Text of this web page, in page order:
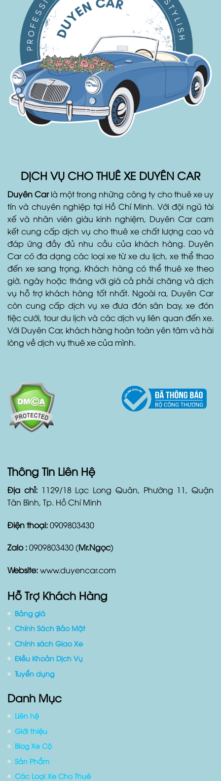
DỊCH VỤ CHO THUÊ XE DUYÊN CAR
Duyên Carlà một trong những công ty cho thuê xe uy
tín và chuyên nghiệp tại Hồ Chí Minh. Với đội ngũ tài
xế và nhân viên giàu kinh nghiệm, Duyên Car cam
kết cung cấp dịch vụ cho thuê xe chất lượng cao và
đáp ứng đầy đủ nhu cầu của khách hàng. Duyên
Car có đa dạng các loại xe từ xe du lịch, xe thể thao
đến xe sang trọng. Khách hàng có thể thuê xe theo
giờ, ngày hoặc tháng với giá cả phải chăng và dịch
vụ hỗ trợ khách hàng tốt nhất. Ngoài ra, Duyên Car
còn cung cấp dịch vụ xe đưa đón sân bay, xe đón
tiệc cưới, tour du lịch và các dịch vụ liên quan đến xe.
Với Duyên Car, khách hàng hoàn toàn yên tâm và hài
lòng về dịch vụ thuê xe của mình.
Thông Tin Liên Hệ
Địa chỉ: 1129/18 Lạc Long Quân, Phường 11, Quận
Tân Bình, Tp. Hồ Chí Minh
Điện thoại:0909803430
Zalo :0909803430 (Mr.Ngọc)
Website:www.duyencar.com
Hỗ Trợ Khách Hàng
Bảng giá
Chính Sách Bảo Mật
Chính sách Giao Xe
Điều Khoản Dịch Vụ
Tuyển dụng
Danh Mục
Liên hệ
Giới thiệu
Blog Xe Cộ
Sản Phẩm
Các Loại Xe Cho Thuê